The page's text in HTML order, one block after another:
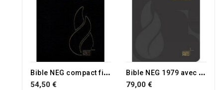
B
ible NEG compact fibrocuir noir avec tranche or, onglets et fermeture éclair
54,50 €
B
ible NEG 1979 avec parallèles
79,00 €